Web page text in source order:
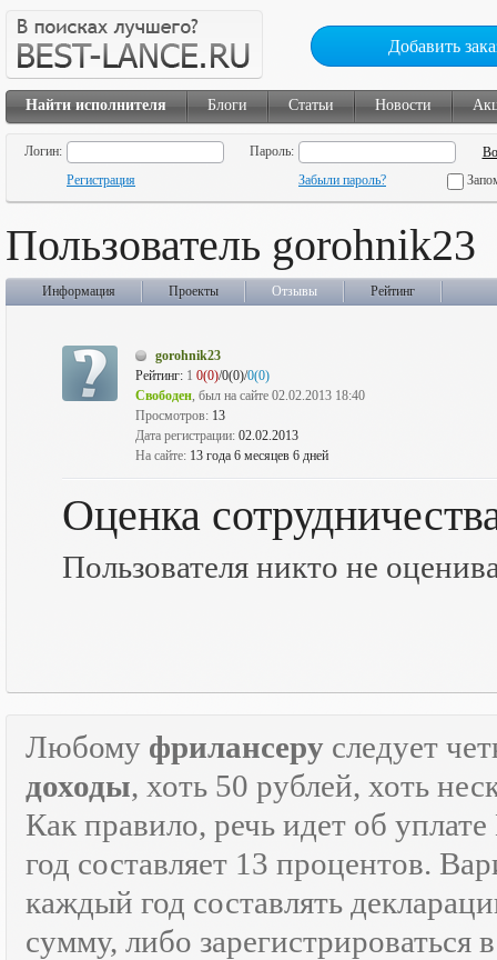
Добавить
Найти исполнителя Блоги Статьи Новости
Логин:
Пароль:
Регистрация
Забыли пароль?
Пользователь gorohnik23
Информация Проекты Отзывы Рейтинг
gorohnik23
Рейтинг: 1 0(0)/0(0)/0(0)
Свободен, был на сайте 02.02.2013 18:40
Просмотров: 13
Дата регистрации: 02.02.2013
На сайте: 13 года 6 месяцев 6 дней
Оценка
Пользователя никто не
Любому фрилансеру следует
доходы, хоть 50 рублей, хоть
Как правило, речь идет об
год составляет 13 процентов.
каждый год составлять
сумму, либо зарегистрироваться